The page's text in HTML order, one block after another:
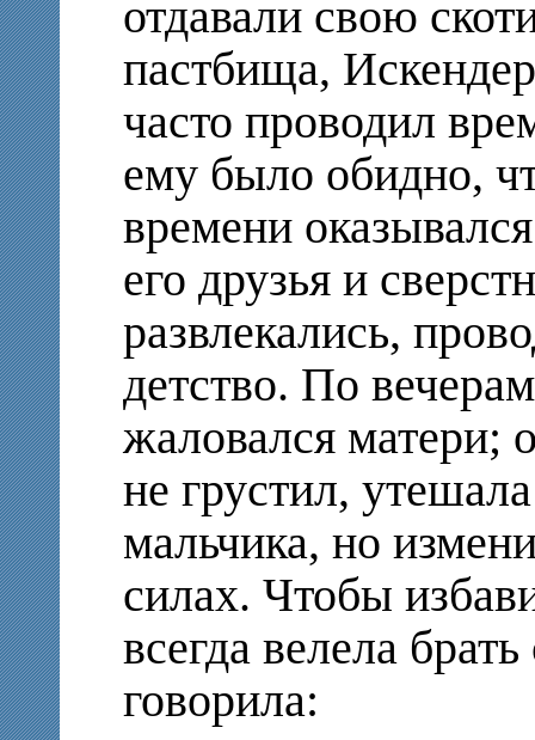
отдавали свою
пастбища,
часто проводил
ему было обидно,
времени
его друзья и
развлекались,
детство. По
жаловался матери;
не грустил,
мальчика, но
силах. Чтобы
всегда велела
говорила: